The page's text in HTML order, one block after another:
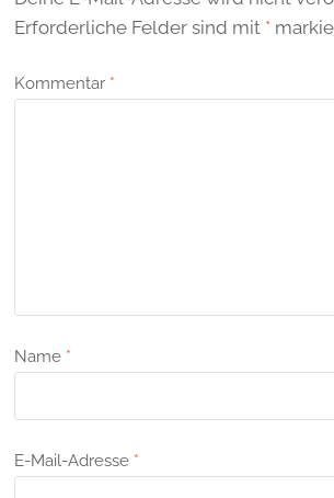
Erforderliche Felder sind mit *
Kommentar *
Name *
E-Mail-Adresse *